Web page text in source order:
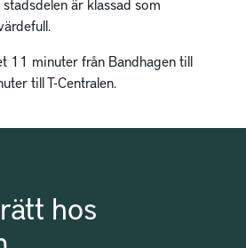
11 minuter från Bandhagen till
till T-Centralen.
hos